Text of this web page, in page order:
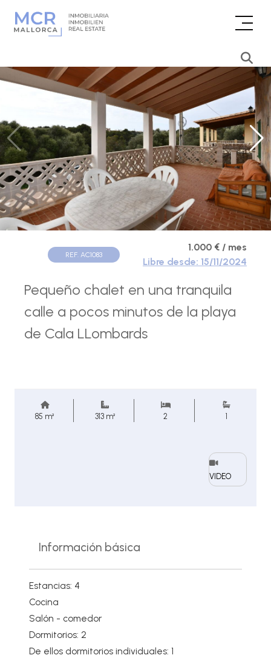
REF. AC1083
1.000 € / mes
Libre desde: 15/11/2024
Pequeño chalet en una tranquila
calle a pocos minutos de la playa
de Cala LLombards
85 m² 313 m² 2 1
VIDEO
Información básica
Estancias: 4
Cocina
Salón - comedor
Dormitorios: 2
De ellos dormitorios individuales: 1